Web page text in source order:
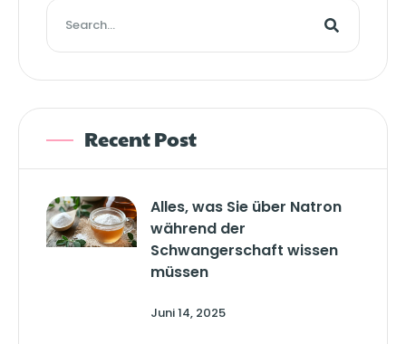
Recent Post
Alles, was Sie über Natron
während der
Schwangerschaft wissen
müssen
Juni 14, 2025